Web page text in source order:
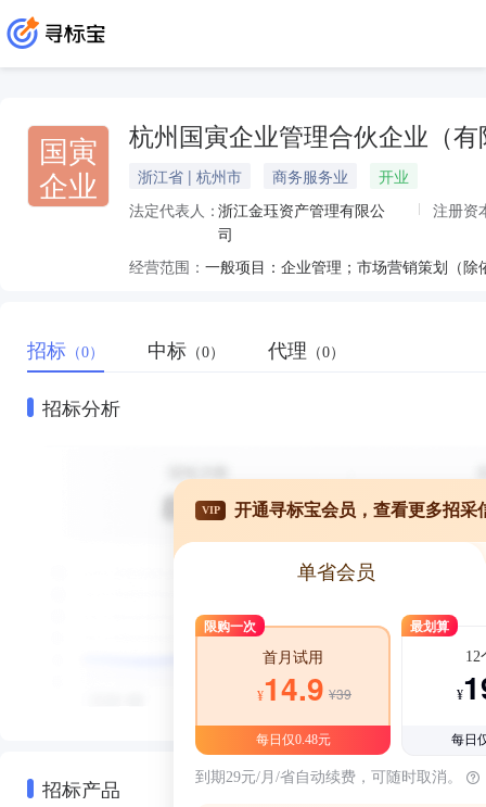
国寅
企业
杭州国寅企业管理合伙企业（有
浙江省 | 杭州市 商务服务业
开业
法定代表人：浙江金珏资产管理有限公
司
注册资
经营范围： 一般项目：企业管理；市场营销策划（
招标 （0） 中标 （0） 代理 （0）
招标分析
招标产品
VIP 开通寻标宝会员，查看更多招采
单省会员
限购一次
首月试用
¥14.9 ¥39
每日仅0.48元
最划算
12
¥
每日
到期29元/月/省自动续费，可随时取消。